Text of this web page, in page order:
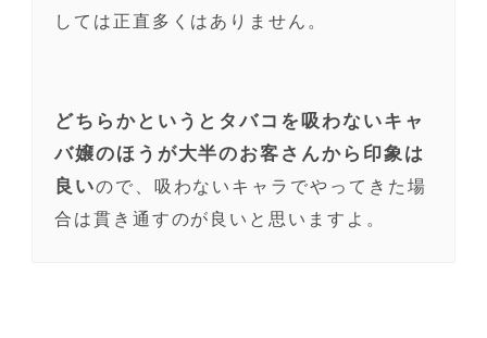
しては正直多くはありません。
どちらかというとタバコを吸わないキャ
バ嬢のほうが大半のお客さんから印象は
良いので、吸わないキャラでやってきた場
合は貫き通すのが良いと思いますよ。